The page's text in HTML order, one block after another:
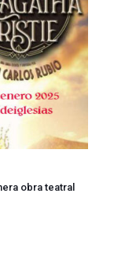
obra teatral